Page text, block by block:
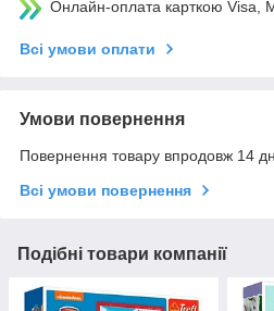
Онлайн-оплата карткою Visa,
Всі умови оплати
Умови повернення
Повернення товару впродовж 14
Всі умови повернення
Подібні товари компанії